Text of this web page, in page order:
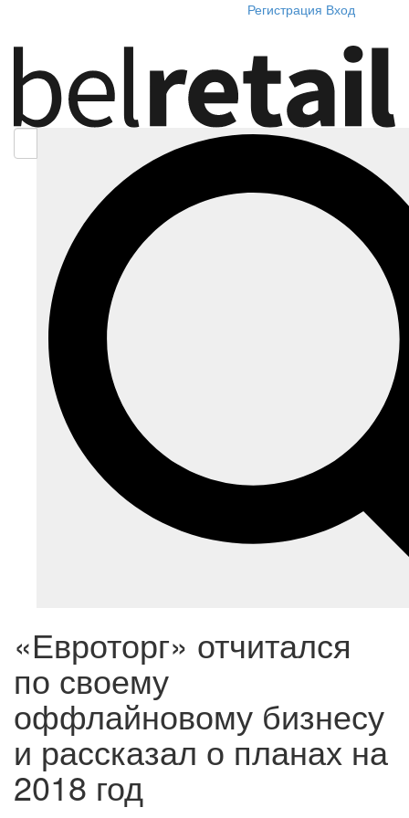
Регистрация Вход
«Евроторг» отчитался
по своему
оффлайновому бизнесу
и рассказал о планах на
2018 год